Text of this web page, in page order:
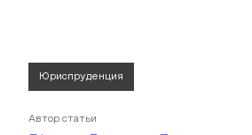
Юриспруденция
Автор статьи